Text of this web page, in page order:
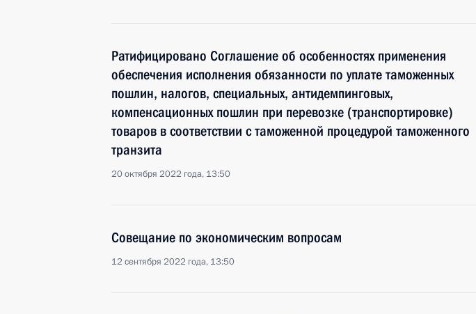
Ратифицировано Соглашение об особенностях применения
обеспечения исполнения обязанности по уплате таможенных
пошлин, налогов, специальных, антидемпинговых,
компенсационных пошлин при перевозке (транспортировке)
товаров в соответствии с таможенной процедурой таможенного
транзита
20 октября 2022 года, 13:50
Совещание по экономическим вопросам
12 сентября 2022 года, 13:50